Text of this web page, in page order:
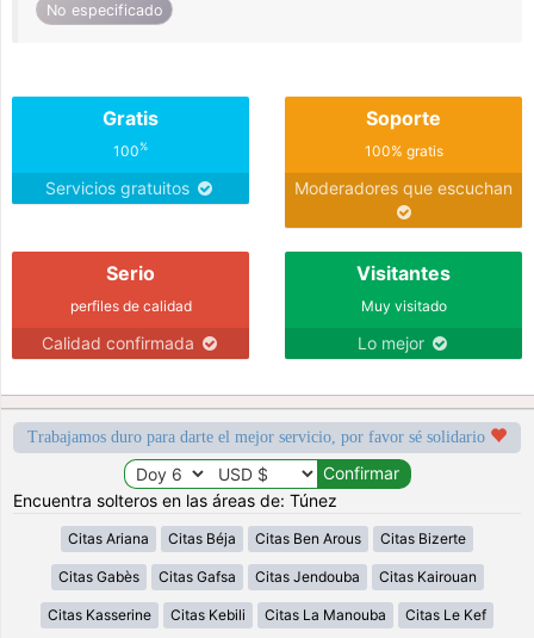
No especificado
Gratis
100%
Servicios gratuitos
Soporte
100% gratis
Moderadores que escuchan
Serio
perfiles de calidad
Calidad confirmada
Visitantes
Muy visitado
Lo mejor
Trabajamos duro para darte el mejor servicio, por favor sé solidario
Encuentra solteros en las áreas de: Túnez
Citas Ariana Citas Béja Citas Ben Arous Citas Bizerte
Citas Gabès Citas Gafsa Citas Jendouba Citas Kairouan
Citas Kasserine Citas Kebili Citas La Manouba Citas Le Kef